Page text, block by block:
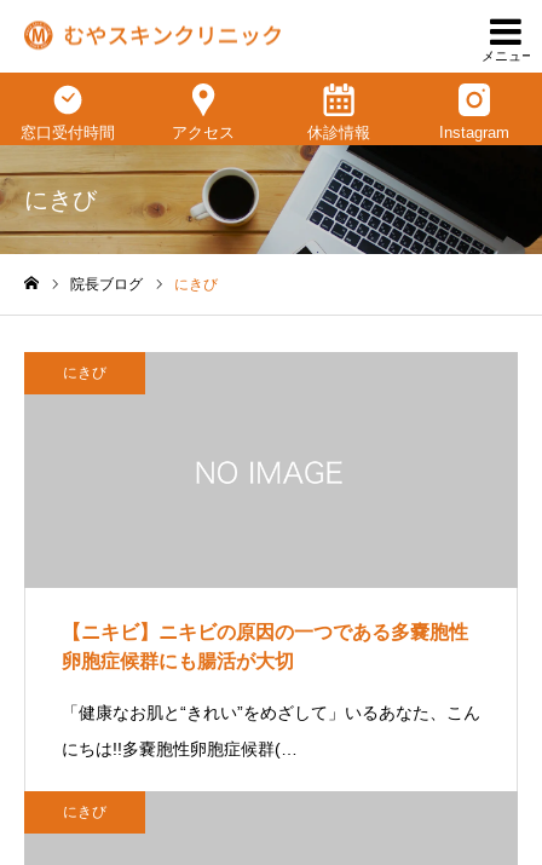
メニュー
窓口受付時間 アクセス 休診情報 Instagram
にきび
院長ブログ にきび
にきび
【ニキビ】ニキビの原因の一つである多嚢胞性
卵胞症候群にも腸活が大切
「健康なお肌と“きれい”をめざして」いるあなた、こん
にちは!!多嚢胞性卵胞症候群(…
にきび